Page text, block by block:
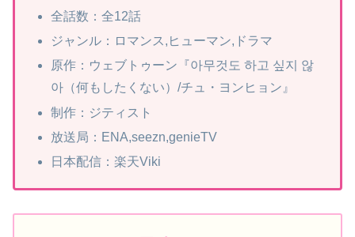
全話数：全12話
ジャンル：ロマンス,ヒューマン,ドラマ
原作：ウェブトゥーン『아무것도 하고 싶지 않
아（何もしたくない）/チュ・ヨンヒョン』
制作：ジティスト
放送局：ENA,seezn,genieTV
日本配信：楽天Viki